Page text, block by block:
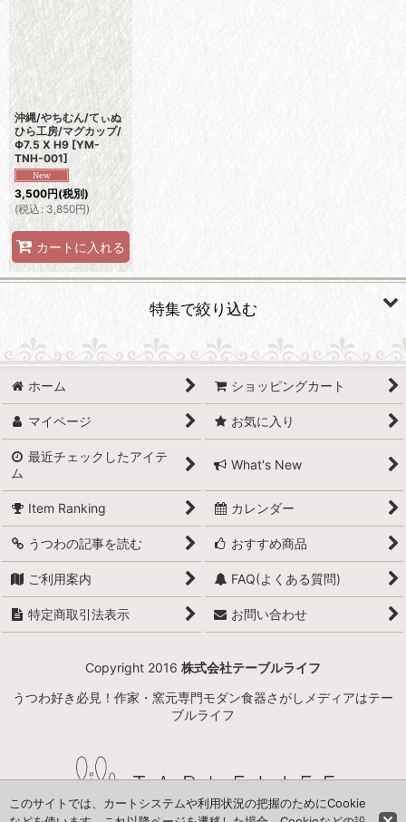
並び順 :
沖縄/やちむん/てぃぬ
ひら工房/マグカップ/
Φ7.5 X H9 [YM-
TNH-001]
3,500円(税別)
(税込: 3,850円)
カートに入れる
特集で絞り込む
有田焼
波佐見焼
萩焼
備前焼
丹波立杭焼
京焼
信楽焼
瀬戸焼
常滑焼
ホーム ショッピングカート
マイページ お気に入り
最近チェックしたアイテ
ム
What's New
Item Ranking カレンダー
うつわの記事を読む おすすめ商品
ご利用案内 FAQ(よくある質問)
特定商取引法表示 お問い合わせ
Copyright 2016 株式会社テーブルライフ
うつわ好き必見！作家・窯元専門モダン食器さがしメディアはテー
ブルライフ
このサイトでは、カートシステムや利用状況の把握のためにCookie